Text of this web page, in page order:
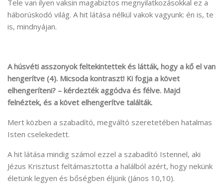
Tele van ilyen vaksin magabiztos megnyilatkozásokkal ez a
háborúskodó világ. A hit látása nélkül vakok vagyunk: én is, te
is, mindnyájan.
A húsvéti asszonyok feltekintettek és látták, hogy a kő el van
hengerítve (4). Micsoda kontraszt! Ki fogja a követ
elhengeríteni? – kérdezték aggódva és félve. Majd
felnéztek, és a követ elhengerítve találták.
Mert közben a szabadító, megváltó szeretetében hatalmas
Isten cselekedett.
A hit látása mindig számol ezzel a szabadító Istennel, aki
Jézus Krisztust feltámasztotta a halálból azért, hogy nekünk
életünk legyen és bőségben éljünk (János 10,10).